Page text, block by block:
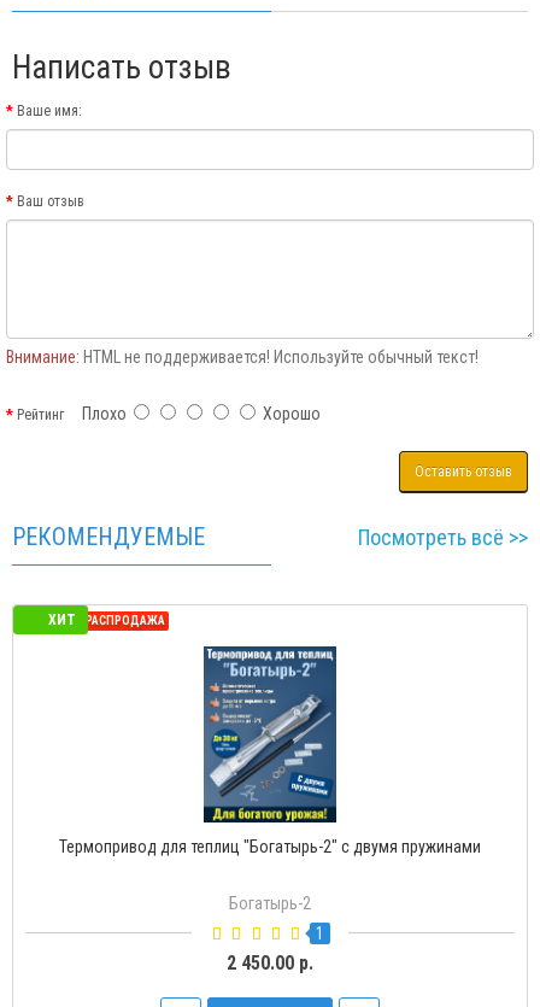
Написать отзыв
Ваше имя:
Ваш отзыв
Внимание: HTML не поддерживается! Используйте обычный текст!
РейтингПлохо Хорошо
Оставить отзыв
РЕКОМЕНДУЕМЫЕ Посмотреть всё >>
ХИТ
СЕЗОННАЯ РАСПРОДАЖА
Термопривод для теплиц "Богатырь-2" с двумя пружинами
Богатырь-2
1
2 450.00 р.